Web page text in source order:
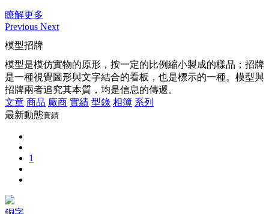
瞭解更多
Previous Next
模型招牌
模型是模仿實物的原形，按一定的比例縮小製成的樣品；招牌
是一種視覺圖形與文字結合的看板，也是標示的一種。模型與
招牌兩者追究其本質，均是信息的傳遞。
文章 商品 廠商 實績 型錄 相簿 系列
最新動態實績
1